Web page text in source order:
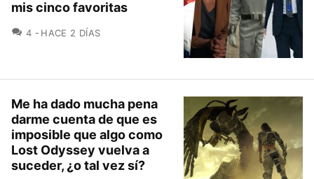
mis cinco favoritas
4 COMENTARIOS
HACE 2 DÍAS
Me ha dado mucha pena
darme cuenta de que es
imposible que algo como
Lost Odyssey vuelva a
suceder, ¿o tal vez sí?